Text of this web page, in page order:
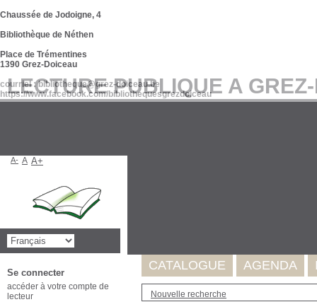
LECTURE PUBLIQUE A
Nouvelle recherche
Chaussée de Jodoigne, 4
Bibliothèque de Néthen
Place de Trémentines
1390 Grez-Doiceau
courriel : bibliotheque@grez-doiceau.be
https://www.facebook.com/bibliothequesgrezdoiceau
CATALOGUE AGENDA
A- A A+
Se connecter
accéder à votre compte de
lecteur